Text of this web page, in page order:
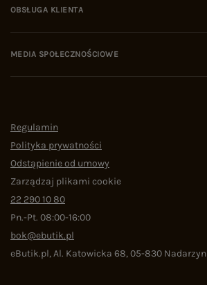
OBSŁUGA KLIENTA
MEDIA SPOŁECZNOŚCIOWE
Regulamin
Polityka prywatności
Odstąpienie od umowy
Zarządzaj plikami cookie
22 290 10 80
Pn.-Pt. 08:00-16:00
bok@ebutik.pl
eButik.pl,Al. Katowicka 68,05-830 Nadarzyn